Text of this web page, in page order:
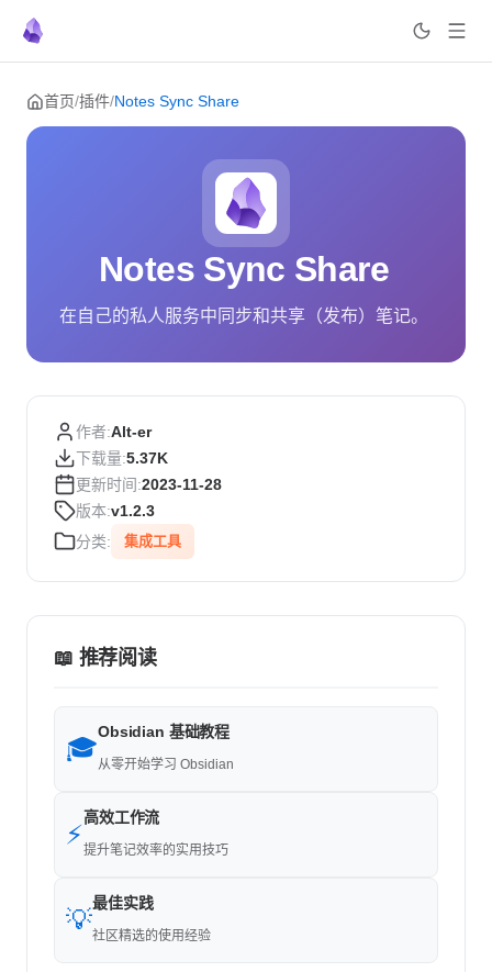
Skip to content
首页/插件/Notes Sync Share
Notes Sync Share
在自己的私人服务中同步和共享（发布）笔记。
作者:Alt-er
下载量:5.37K
更新时间:2023-11-28
版本:v1.2.3
分类:
集成工具
📖 推荐阅读
🎓
Obsidian 基础教程
从零开始学习 Obsidian
⚡
高效工作流
提升笔记效率的实用技巧
💡
最佳实践
社区精选的使用经验